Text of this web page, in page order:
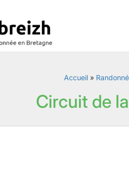
Accueil »
Circuit de